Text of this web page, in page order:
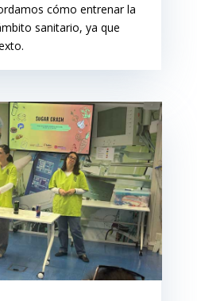
cómo entrenar la
sanitario, ya que